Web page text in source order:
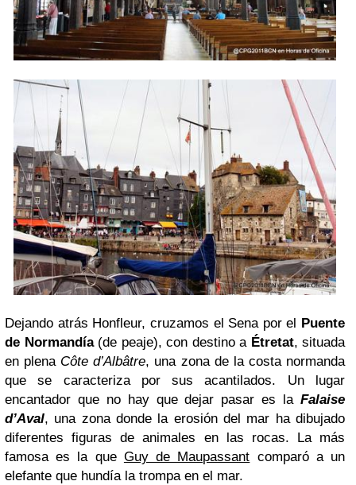
Dejando atrás Honfleur, cruzamos el Sena por el
Puente
de Normandía(de peaje), con destino a Étretat, situada
en plena Côte d’Albâtre, una zona de la costa normanda
que se caracteriza por sus acantilados. Un lugar
encantador que no hay que dejar pasar es la Falaise
d’Aval, una zona donde la erosión del mar ha dibujado
diferentes figuras de animales en las rocas. La más
famosa es la que Guy de Maupassant comparó a un
elefante que hundía la trompa en el mar.